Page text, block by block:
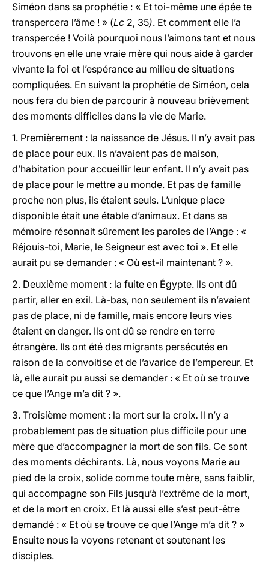
Siméon dans sa prophétie : « Et toi-même une épée te
transpercera l’âme ! » (Lc 2, 35). Et comment elle l’a
transpercée ! Voilà pourquoi nous l’aimons tant et nous
trouvons en elle une vraie mère qui nous aide à garder
vivante la foi et l’espérance au milieu de situations
compliquées. En suivant la prophétie de Siméon, cela
nous fera du bien de parcourir à nouveau brièvement
des moments difficiles dans la vie de Marie.
1. Premièrement : la naissance de Jésus. Il n’y avait pas
de place pour eux. Ils n’avaient pas de maison,
d’habitation pour accueillir leur enfant. Il n’y avait pas
de place pour le mettre au monde. Et pas de famille
proche non plus, ils étaient seuls. L’unique place
disponible était une étable d’animaux. Et dans sa
mémoire résonnait sûrement les paroles de l’Ange : «
Réjouis-toi, Marie, le Seigneur est avec toi ». Et elle
aurait pu se demander : « Où est-il maintenant ? ».
2. Deuxième moment : la fuite en Égypte. Ils ont dû
partir, aller en exil. Là-bas, non seulement ils n’avaient
pas de place, ni de famille, mais encore leurs vies
étaient en danger. Ils ont dû se rendre en terre
étrangère. Ils ont été des migrants persécutés en
raison de la convoitise et de l’avarice de l’empereur. Et
là, elle aurait pu aussi se demander : « Et où se trouve
ce que l’Ange m’a dit ? ».
3. Troisième moment : la mort sur la croix. Il n’y a
probablement pas de situation plus difficile pour une
mère que d’accompagner la mort de son fils. Ce sont
des moments déchirants. Là, nous voyons Marie au
pied de la croix, solide comme toute mère, sans faiblir,
qui accompagne son Fils jusqu’à l’extrême de la mort,
et de la mort en croix. Et là aussi elle s’est peut-être
demandé : « Et où se trouve ce que l’Ange m’a dit ? »
Ensuite nous la voyons retenant et soutenant les
disciples.